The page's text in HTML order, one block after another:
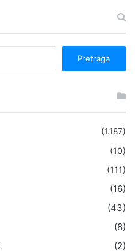
(1.187)
(10)
(111)
(16)
(43)
(8)
(2)